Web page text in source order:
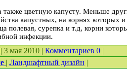
цветную капусту. Меньше
капустных, на корнях которых
полевая, сурепка и т.д, корни
инфекции.
| 3 мая 2010 | Комментариев 0 |
| Ландшафтный дизайн |